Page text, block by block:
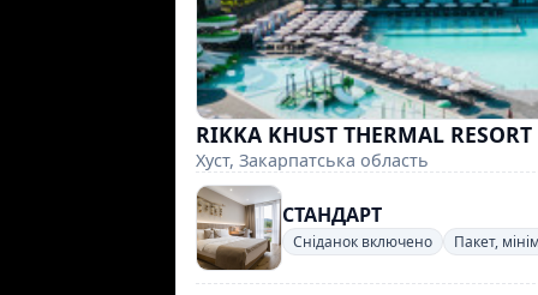
RIKKA KHUST THERMAL RESORT
Хуст, Закарпатська область
СТАНДАРТ
Сніданок включено Пакет,